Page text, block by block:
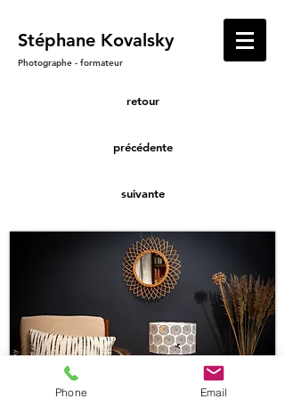
​Stéphane Kovalsky
Photographe - formateur
retour
précédente
suivante
Phone Email